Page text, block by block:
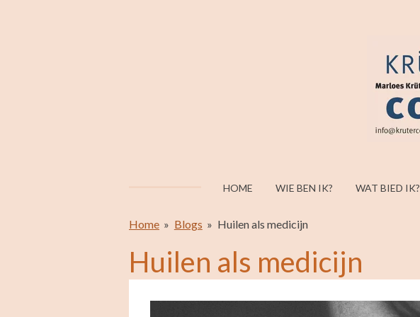
HOME WIE BEN IK? WAT BIED IK?
Home » Blogs » Huilen als medicijn
Huilen als medicijn